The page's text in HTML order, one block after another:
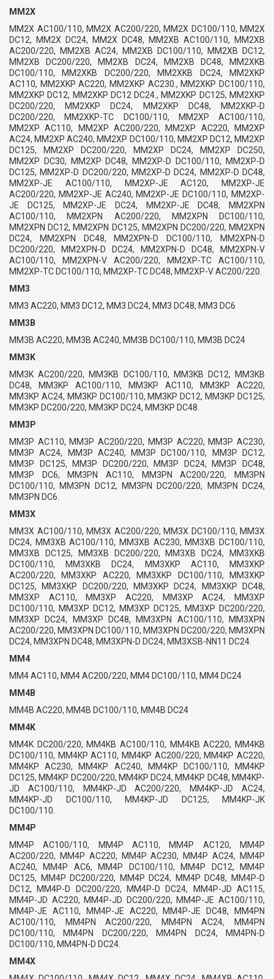
MM2X
MM2X AC100/110, MM2X AC200/220, MM2X DC100/110, MM2X
DC12, MM2X DC24, MM2X DC48, MM2XB AC100/110, MM2XB
AC200/220, MM2XB AC24, MM2XB DC100/110, MM2XB DC12,
MM2XB DC200/220, MM2XB DC24, MM2XB DC48, MM2XKB
DC100/110, MM2XKB DC200/220, MM2XKB DC24, MM2XKP
AC110, MM2XKP AC220, MM2XKP AC230., MM2XKP DC100/110,
MM2XKP DC12, MM2XKP DC12 DC24., MM2XKP DC125, MM2XKP
DC200/220, MM2XKP DC24, MM2XKP DC48, MM2XKP-D
DC200/220, MM2XKP-TC DC100/110, MM2XP AC100/110,
MM2XP AC110, MM2XP AC200/220, MM2XP AC220, MM2XP
AC24, MM2XP AC240, MM2XP DC100/110, MM2XP DC12, MM2XP
DC125, MM2XP DC200/220, MM2XP DC24, MM2XP DC250,
MM2XP DC30, MM2XP DC48, MM2XP-D DC100/110, MM2XP-D
DC125, MM2XP-D DC200/220, MM2XP-D DC24, MM2XP-D DC48,
MM2XP-JE AC100/110, MM2XP-JE AC120, MM2XP-JE
AC200/220, MM2XP-JE AC240, MM2XP-JE DC100/110, MM2XP-
JE DC125, MM2XP-JE DC24, MM2XP-JE DC48, MM2XPN
AC100/110, MM2XPN AC200/220, MM2XPN DC100/110,
MM2XPN DC12, MM2XPN DC125, MM2XPN DC200/220, MM2XPN
DC24, MM2XPN DC48, MM2XPN-D DC100/110, MM2XPN-D
DC200/220, MM2XPN-D DC24, MM2XPN-D DC48, MM2XPN-V
AC100/110, MM2XPN-V AC200/220, MM2XP-TC AC100/110,
MM2XP-TC DC100/110, MM2XP-TC DC48, MM2XP-V AC200/220.
MM3
MM3 AC220, MM3 DC12, MM3 DC24, MM3 DC48, MM3 DC6
MM3B
MM3B AC220, MM3B AC240, MM3B DC100/110, MM3B DC24
MM3K
MM3K AC200/220, MM3KB DC100/110, MM3KB DC12, MM3KB
DC48, MM3KP AC100/110, MM3KP AC110, MM3KP AC220,
MM3KP AC24, MM3KP DC100/110, MM3KP DC12, MM3KP DC125,
MM3KP DC200/220, MM3KP DC24, MM3KP DC48.
MM3P
MM3P AC110, MM3P AC200/220, MM3P AC220, MM3P AC230,
MM3P AC24, MM3P AC240, MM3P DC100/110, MM3P DC12,
MM3P DC125, MM3P DC200/220, MM3P DC24, MM3P DC48,
MM3P DC6, MM3PN AC110, MM3PN AC200/220, MM3PN
DC100/110, MM3PN DC12, MM3PN DC200/220, MM3PN DC24,
MM3PN DC6.
MM3X
MM3X AC100/110, MM3X AC200/220, MM3X DC100/110, MM3X
DC24, MM3XB AC100/110, MM3XB AC230, MM3XB DC100/110,
MM3XB DC125, MM3XB DC200/220, MM3XB DC24, MM3XKB
DC100/110, MM3XKB DC24, MM3XKP AC110, MM3XKP
AC200/220, MM3XKP AC220, MM3XKP DC100/110, MM3XKP
DC125, MM3XKP DC200/220, MM3XKP DC24, MM3XKP DC48,
MM3XP AC110, MM3XP AC220, MM3XP AC24, MM3XP
DC100/110, MM3XP DC12, MM3XP DC125, MM3XP DC200/220,
MM3XP DC24, MM3XP DC48, MM3XPN AC100/110, MM3XPN
AC200/220, MM3XPN DC100/110, MM3XPN DC200/220, MM3XPN
DC24, MM3XPN DC48, MM3XPN-D DC24, MM3XSB-NN11 DC24.
MM4
MM4 AC110, MM4 AC200/220, MM4 DC100/110, MM4 DC24
MM4B
MM4B AC220, MM4B DC100/110, MM4B DC24
MM4K
MM4K DC200/220, MM4KB AC100/110, MM4KB AC220, MM4KB
DC100/110, MM4KP AC110, MM4KP AC200/220, MM4KP AC220,
MM4KP AC230, MM4KP AC240, MM4KP DC100/110, MM4KP
DC125, MM4KP DC200/220, MM4KP DC24, MM4KP DC48, MM4KP-
JD AC100/110, MM4KP-JD AC200/220, MM4KP-JD AC24,
MM4KP-JD DC100/110, MM4KP-JD DC125, MM4KP-JK
DC100/110.
MM4P
MM4P AC100/110, MM4P AC110, MM4P AC120, MM4P
AC200/220, MM4P AC220, MM4P AC230, MM4P AC24, MM4P
AC240, MM4P AC6, MM4P DC100/110, MM4P DC12, MM4P
DC125, MM4P DC200/220, MM4P DC24, MM4P DC48, MM4P-D
DC12, MM4P-D DC200/220, MM4P-D DC24, MM4P-JD AC115,
MM4P-JD AC220, MM4P-JD DC200/220, MM4P-JE AC100/110,
MM4P-JE AC110, MM4P-JE AC220, MM4P-JE DC48, MM4PN
AC100/110, MM4PN AC200/220, MM4PN AC24, MM4PN
DC100/110, MM4PN DC200/220, MM4PN DC24, MM4PN-D
DC100/110, MM4PN-D DC24.
MM4X